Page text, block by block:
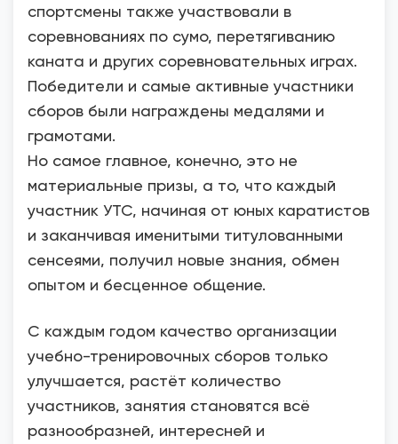
спортсмены также участвовали в
соревнованиях по сумо, перетягиванию
каната и других соревновательных играх.
Победители и самые активные участники
сборов были награждены медалями и
грамотами.
Но самое главное, конечно, это не
материальные призы, а то, что каждый
участник УТС, начиная от юных каратистов
и заканчивая именитыми титулованными
сенсеями, получил новые знания, обмен
опытом и бесценное общение.
С каждым годом качество организации
учебно-тренировочных сборов только
улучшается, растёт количество
участников, занятия становятся всё
разнообразней, интересней и